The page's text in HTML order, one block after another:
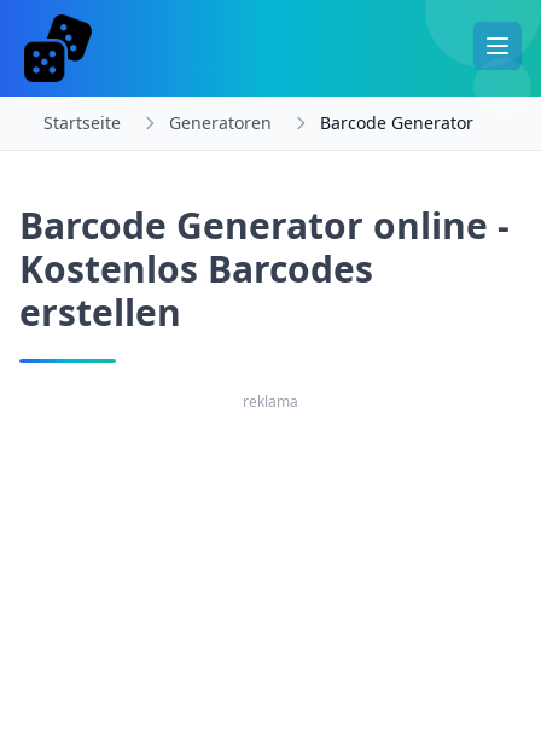
Startseite Generatoren Barcode Generator
Barcode Generator online -
Kostenlos Barcodes
erstellen
reklama